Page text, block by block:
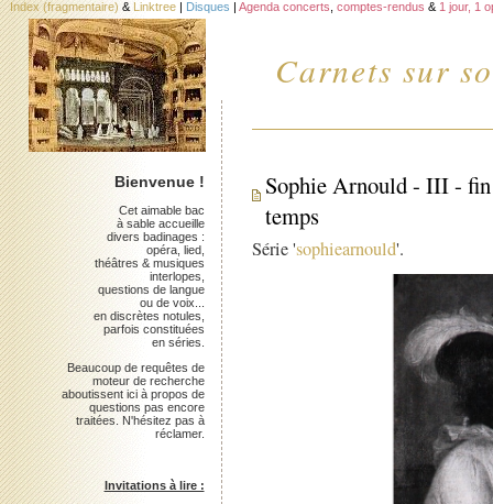
Carnets sur
Index (fragmentaire) & Linktree | Disques | Agenda concerts comptes-rendus & 1 jour, 1
Sophie Arnould - III -
temps
Série 'sophiearnould'.
Bienvenue !
Cet aimable bac
à sable accueille
divers badinages :
opéra, lied,
théâtres & musiques
interlopes,
questions de langue
ou de voix...
en discrètes notules,
parfois constituées
en séries.
Beaucoup de requêtes de
moteur de recherche
aboutissent ici à propos de
questions pas encore
traitées. N'hésitez pas à
réclamer.
Invitations à lire :